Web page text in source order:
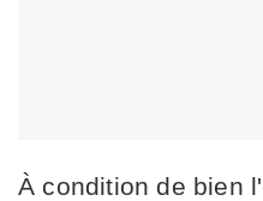
À condition de bien